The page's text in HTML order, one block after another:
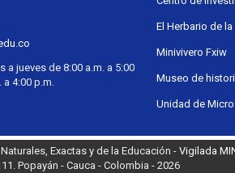
a jueves de 8:00 a.m. a 5:00
a 4:00 p.m.
El Herbario de
Minivivero Fxiw
Museo de
Unidad de
Exactas y de la Educación -Vigilada
Popayán - Cauca - Colombia - 2026